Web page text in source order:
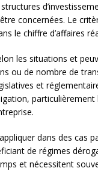
concernées. Le
le chiffre d’affaires
les situations et
ou de nombre de
et
particulièrement
dans des cas
de régimes
et nécessitent